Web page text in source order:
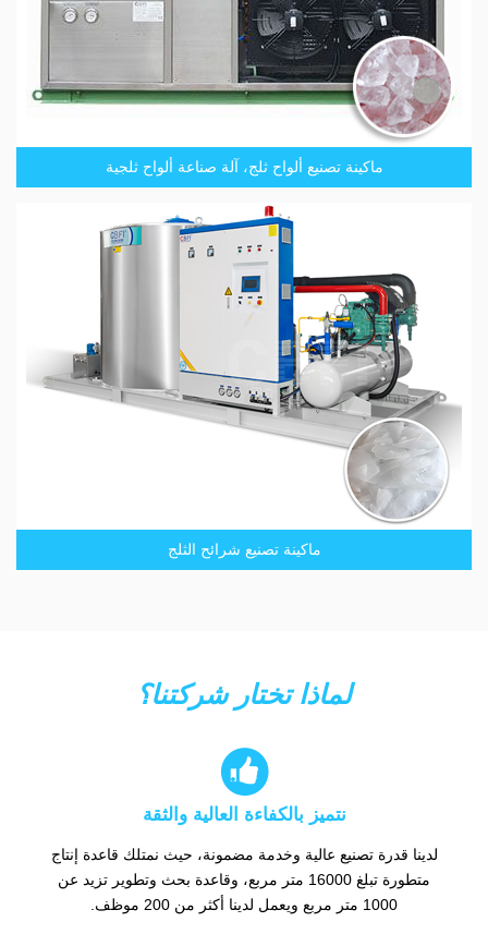
ماكينة تصنيع ألواح ثلج، آلة صناعة ألواح ثلجية
ماكينة تصنيع شرائح الثلج
لماذا تختار شركتنا؟

نتميز بالكفاءة العالية والثقة
لدينا قدرة تصنيع عالية وخدمة مضمونة، حيث نمتلك قاعدة إنتاج
متطورة تبلغ 16000 متر مربع، وقاعدة بحث وتطوير تزيد عن
1000 متر مربع ويعمل لدينا أكثر من 200 موظف.